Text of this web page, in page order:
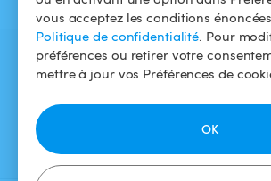
vous acceptez les conditions
Politique de confidentialité. Pour
préférences ou retirer votre
mettre à jour vos Préférences de
OK